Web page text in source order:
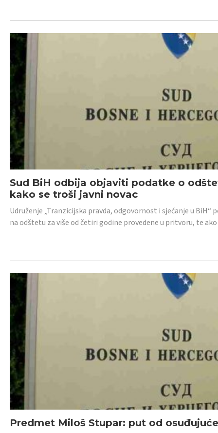
Sud BiH odbija objaviti podatke o
kako se troši javni novac
Udruženje „Tranzicijska pravda, odgovornost i sjećanje u
na odštetu za više od četiri godine provedene u pritvoru, te
Predmet Miloš Stupar: put od